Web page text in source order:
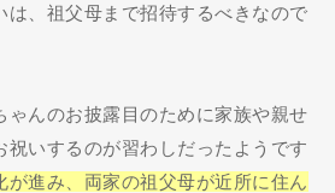
は、祖父母まで招待するべきなので
ゃんのお披露目のために家族や親せ
祝いするのが習わしだったようです
が進み、両家の祖父母が近所に住ん